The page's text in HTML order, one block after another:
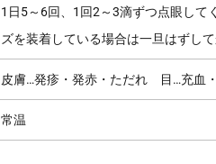
1日5～6回、1回2～3滴ずつ点眼して
ズを装着している場合は一旦はずし
皮膚…発疹・発赤・ただれ 目…充血
常温